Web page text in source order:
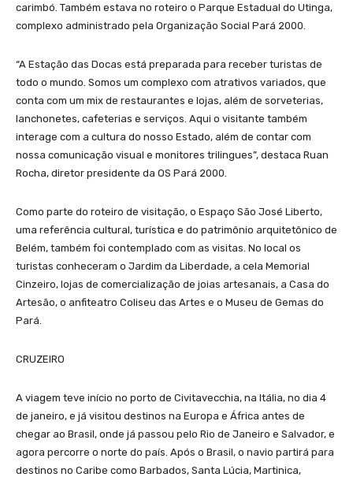
carimbó. Também estava no roteiro o Parque Estadual do Utinga,
complexo administrado pela Organização Social Pará 2000.
“A Estação das Docas está preparada para receber turistas de
todo o mundo. Somos um complexo com atrativos variados, que
conta com um mix de restaurantes e lojas, além de sorveterias,
lanchonetes, cafeterias e serviços. Aqui o visitante também
interage com a cultura do nosso Estado, além de contar com
nossa comunicação visual e monitores trilingues”, destaca Ruan
Rocha, diretor presidente da OS Pará 2000.
Como parte do roteiro de visitação, o Espaço São José Liberto,
uma referência cultural, turística e do patrimônio arquitetônico de
Belém, também foi contemplado com as visitas. No local os
turistas conheceram o Jardim da Liberdade, a cela Memorial
Cinzeiro, lojas de comercialização de joias artesanais, a Casa do
Artesão, o anfiteatro Coliseu das Artes e o Museu de Gemas do
Pará.
CRUZEIRO
A viagem teve início no porto de Civitavecchia, na Itália, no dia 4
de janeiro, e já visitou destinos na Europa e África antes de
chegar ao Brasil, onde já passou pelo Rio de Janeiro e Salvador, e
agora percorre o norte do país. Após o Brasil, o navio partirá para
destinos no Caribe como Barbados, Santa Lúcia, Martinica,